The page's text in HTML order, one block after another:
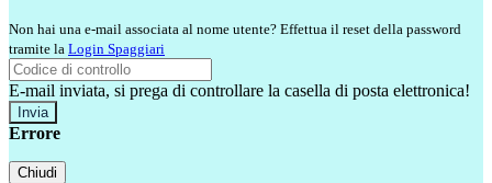
Non hai una e-mail associata al nome utente? Effettua il reset della password
tramite la Login Spaggiari
E-mail inviata, si prega di controllare la casella di posta elettronica!
Errore
Chiudi